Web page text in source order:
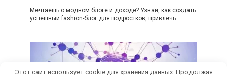
Мечтаешь о модном блоге и доходе? Узнай, как создать
успешный fashion-блог для подростков, привлечь
Этот сайт использует cookie для хранения данных. Продолжая